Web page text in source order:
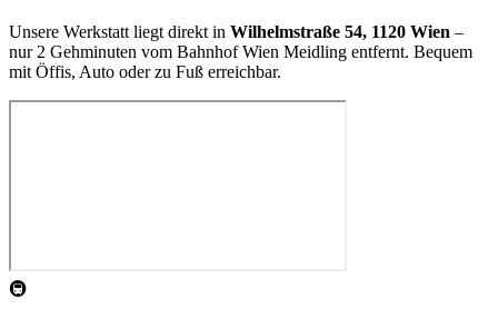
Unsere Werkstatt liegt direkt in Wilhelmstraße 54, 1120 Wien –
nur 2 Gehminuten vom Bahnhof Wien Meidling entfernt. Bequem
mit Öffis, Auto oder zu Fuß erreichbar.
🚇